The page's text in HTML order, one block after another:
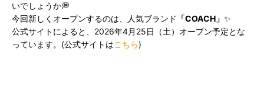
いでしょうか💭
今回新しくオープンするのは、人気ブランド 「COACH」 ✨
公式サイトによると、2026年4月25日（土）オープン予定とな
っています。(公式サイトはこちら)